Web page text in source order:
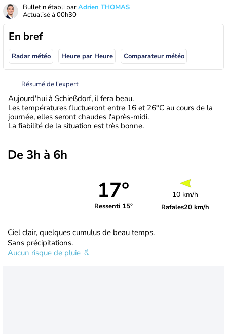
Bulletin établi parAdrien THOMAS
Actualisé à 00h30
En bref
Radar météo Heure par Heure Comparateur météo
Résumé de l’expert
Aujourd'hui à Schießdorf, il fera beau.
Les températures fluctueront entre 16 et 26°C au cours de la
journée, elles seront chaudes l'après-midi.
La fiabilité de la situation est très bonne.
De 3h à 6h
17°
Ressenti 15°
10 km/h
Rafales20 km/h
Ciel clair, quelques cumulus de beau temps.
Sans précipitations.
Aucun risque de pluie